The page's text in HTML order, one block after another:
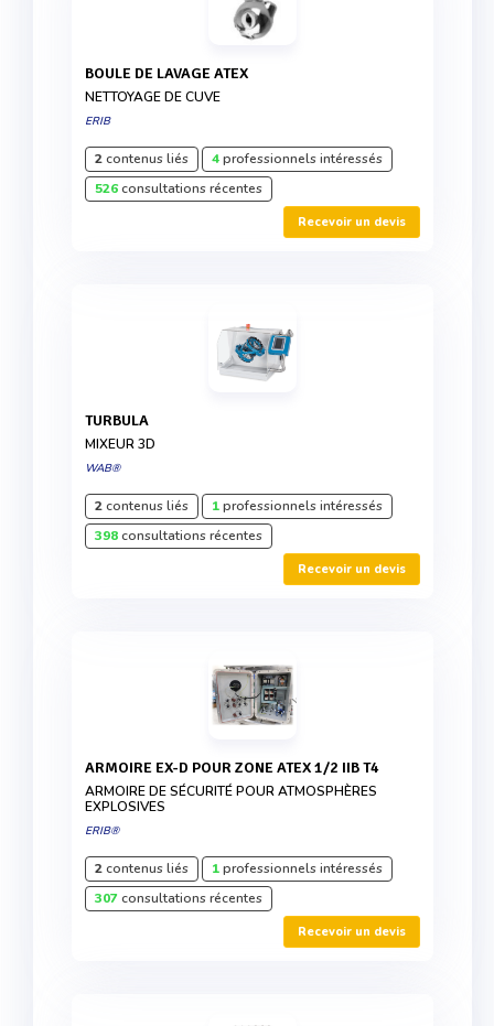
BOULE DE LAVAGE ATEX
NETTOYAGE DE CUVE
ERIB
2contenus liés 4professionnels intéressés
526consultations récentes
Recevoir un devis
TURBULA
MIXEUR 3D
WAB®
2contenus liés 1professionnels intéressés
398consultations récentes
Recevoir un devis
ARMOIRE EX-D POUR ZONE ATEX 1/2 IIB T4
ARMOIRE DE SÉCURITÉ POUR ATMOSPHÈRES
EXPLOSIVES
ERIB®
2contenus liés 1professionnels intéressés
307consultations récentes
Recevoir un devis